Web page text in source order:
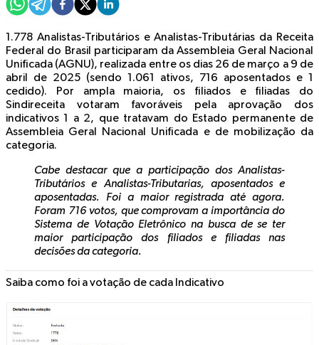
1.778 Analistas-Tributários e Analistas-Tributárias da Receita
Federal do Brasil participaram da Assembleia Geral Nacional
Unificada (AGNU), realizada entre os dias 26 de março a 9 de
abril de 2025 (sendo 1.061 ativos, 716 aposentados e 1
cedido). Por ampla maioria, os filiados e filiadas do
Sindireceita votaram favoráveis pela aprovação dos
indicativos 1 a 2, que tratavam do Estado permanente de
Assembleia Geral Nacional Unificada e de mobilização da
categoria.
Cabe destacar que a participação dos Analistas-
Tributários e Analistas-Tributarias, aposentados e
aposentadas. Foi a maior registrada até agora.
Foram 716 votos, que comprovam a importância do
Sistema de Votação Eletrônico na busca de se ter
maior participação dos filiados e filiadas nas
decisões da categoria.
Saiba como foi a votação de cada Indicativo